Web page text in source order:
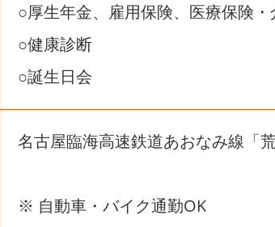
○厚生年金、雇用保険、医療保険
○健康診断
○誕生日会
名古屋臨海高速鉄道あおなみ線「
※ 自動車・バイク通勤OK